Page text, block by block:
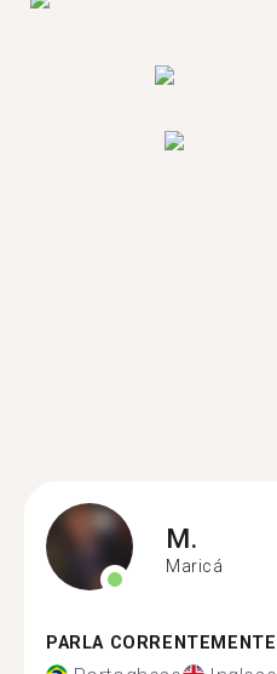
M.
Maricá
PARLA CORRENTEMENTE